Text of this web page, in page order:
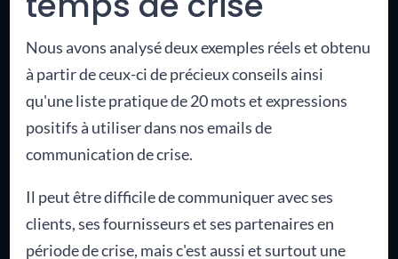
Nous avons analysé deux exemples réels et obtenu
à partir de ceux-ci de précieux conseils ainsi
qu'une liste pratique de 20 mots et expressions
positifs à utiliser dans nos emails de
communication de crise.
Il peut être difficile de communiquer avec ses
clients, ses fournisseurs et ses partenaires en
période de crise, mais c'est aussi et surtout une